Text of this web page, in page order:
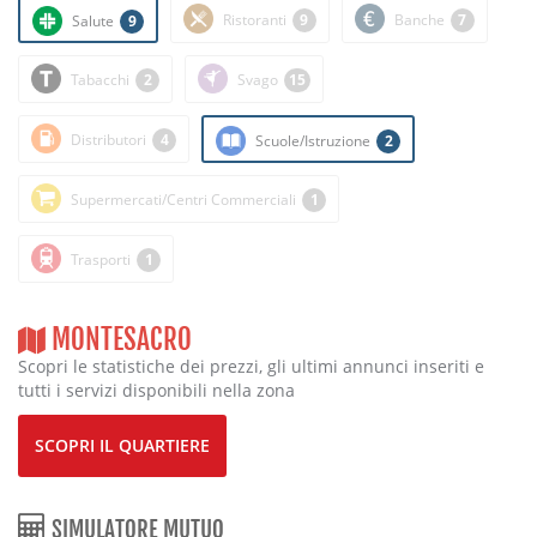
Salute 9 Ristoranti 9 Banche 7
Tabacchi 2 Svago 15
Distributori 4 Scuole/Istruzione 2
Supermercati/Centri Commerciali 1
Trasporti 1
MONTESACRO
Scopri le statistiche dei prezzi, gli ultimi annunci inseriti e
tutti i servizi disponibili nella zona
SCOPRI IL QUARTIERE
SIMULATORE MUTUO